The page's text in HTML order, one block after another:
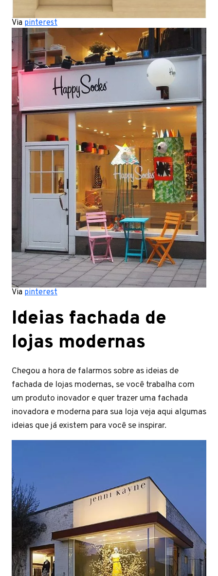
Via pinterest
Via pinterest
Ideias fachada de
lojas modernas
Chegou a hora de falarmos sobre as ideias de
fachada de lojas modernas, se você trabalha com
um produto inovador e quer trazer uma fachada
inovadora e moderna para sua loja veja aqui algumas
ideias que já existem para você se inspirar.